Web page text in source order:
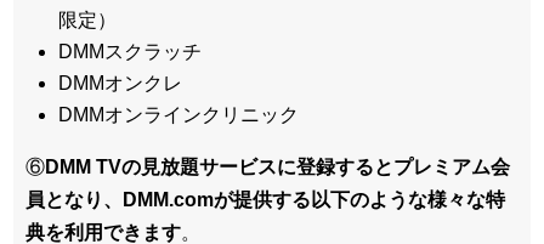
限定）
DMMスクラッチ
DMMオンクレ
DMMオンラインクリニック
⑥DMM TVの見放題サービスに登録するとプレミアム会
員となり、DMM.comが提供する以下のような様々な特
典を利用できます。